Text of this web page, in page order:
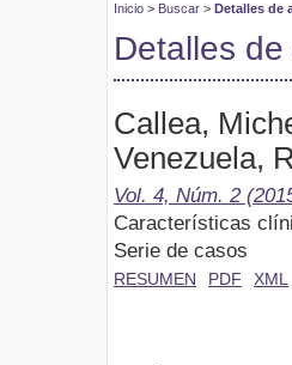
Inicio > Buscar > Detalles de
Detalles
Callea,
Venezuela,
Vol. 4, Núm. 2
Características
Serie de casos
RESUMEN PDF XML